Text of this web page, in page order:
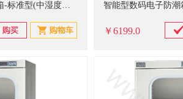
智能型数码电子防潮箱-标准型(中湿度数码系列20%-60%RH可调)-160型
￥6199.0